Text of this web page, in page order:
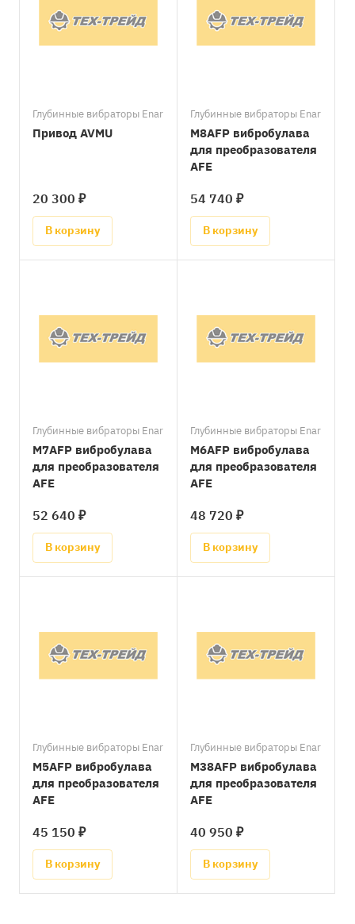
Глубинные вибраторы Enar
Привод AVMU
20 300 ₽
В корзину
Глубинные вибраторы Enar
M8AFP вибробулава
для преобразователя
AFE
54 740 ₽
В корзину
Глубинные вибраторы Enar
M7AFP вибробулава
для преобразователя
AFE
52 640 ₽
В корзину
Глубинные вибраторы Enar
M6AFP вибробулава
для преобразователя
AFE
48 720 ₽
В корзину
Глубинные вибраторы Enar
M5AFP вибробулава
для преобразователя
AFE
45 150 ₽
В корзину
Глубинные вибраторы Enar
M38AFP вибробулава
для преобразователя
AFE
40 950 ₽
В корзину